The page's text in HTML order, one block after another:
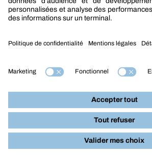
Entre vous et nous
Nous contacter
Mention légales
Nos produits par métiers :
ConstructionMobilitéIndustrie